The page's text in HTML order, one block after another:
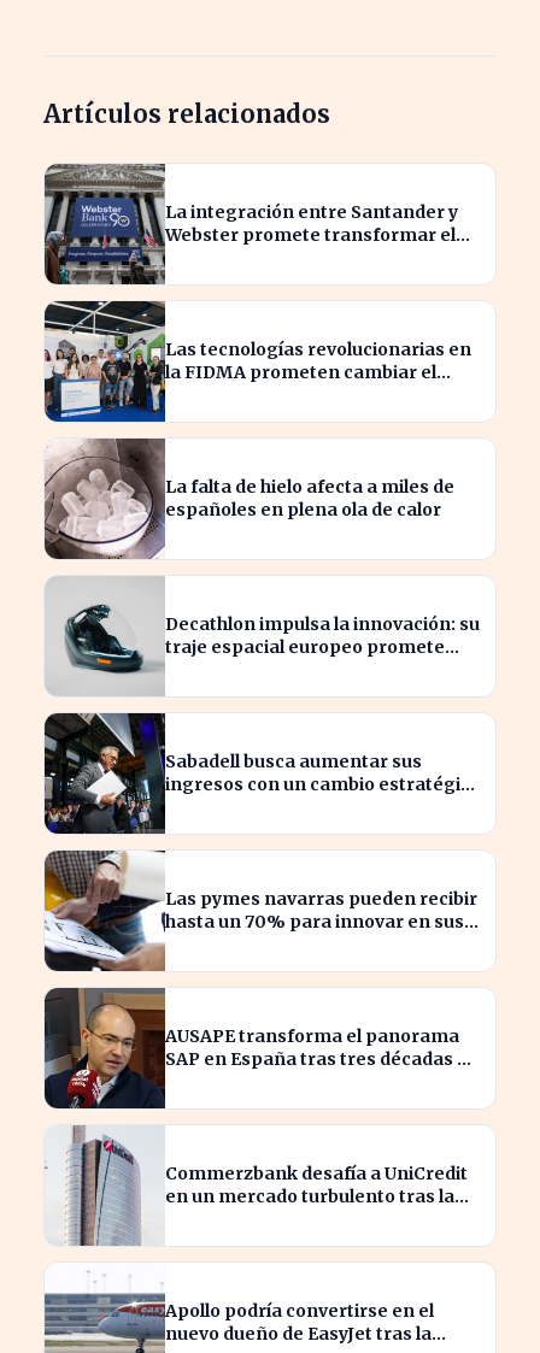
Artículos relacionados
La integración entre Santander y
Webster promete transformar el
Las tecnologías revolucionarias en
la FIDMA prometen cambiar el
La falta de hielo afecta a miles de
españoles en plena ola de calor
Decathlon impulsa la innovación: su
traje espacial europeo promete
Sabadell busca aumentar sus
ingresos con un cambio estratégico
Las pymes navarras pueden recibir
hasta un 70% para innovar en sus
AUSAPE transforma el panorama
SAP en España tras tres décadas de
Commerzbank desafía a UniCredit
en un mercado turbulento tras la
Apollo podría convertirse en el
nuevo dueño de EasyJet tras la